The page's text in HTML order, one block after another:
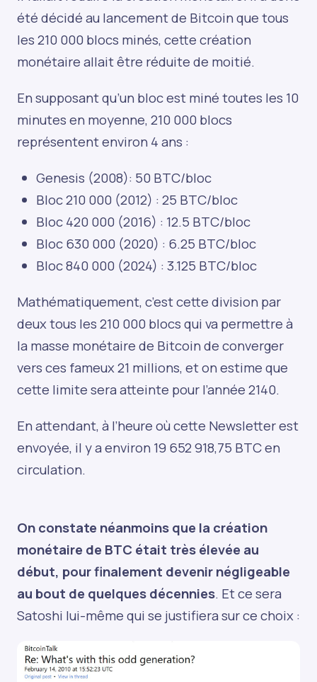
été décidé au lancement de Bitcoin que tous
les 210 000 blocs minés, cette création
monétaire allait être réduite de moitié.
En supposant qu’un bloc est miné toutes les 10
minutes en moyenne, 210 000 blocs
représentent environ 4 ans :
Genesis (2008): 50 BTC/bloc
Bloc 210 000 (2012) : 25 BTC/bloc
Bloc 420 000 (2016) : 12.5 BTC/bloc
Bloc 630 000 (2020) : 6.25 BTC/bloc
Bloc 840 000 (2024) : 3.125 BTC/bloc
Mathématiquement, c’est cette division par
deux tous les 210 000 blocs qui va permettre à
la masse monétaire de Bitcoin de converger
vers ces fameux 21 millions, et on estime que
cette limite sera atteinte pour l’année 2140.
En attendant, à l’heure où cette Newsletter est
envoyée, il y a environ 19 652 918,75 BTC en
circulation.
On constate néanmoins que la création
monétaire de BTC était très élevée au
début, pour finalement devenir négligeable
au bout de quelques décennies. Et ce sera
Satoshi lui-même qui se justifiera sur ce choix :